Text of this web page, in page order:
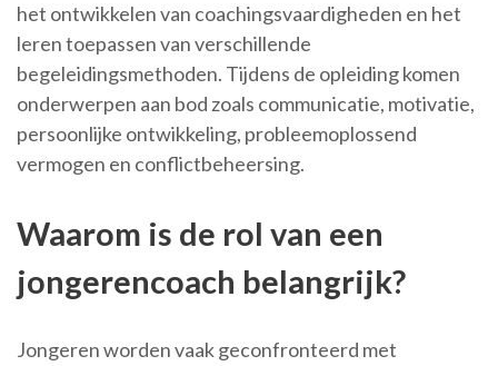
het ontwikkelen van coachingsvaardigheden en het
leren toepassen van verschillende
begeleidingsmethoden. Tijdens de opleiding komen
onderwerpen aan bod zoals communicatie, motivatie,
persoonlijke ontwikkeling, probleemoplossend
vermogen en conflictbeheersing.
Waarom is de rol van een
jongerencoach belangrijk?
Jongeren worden vaak geconfronteerd met